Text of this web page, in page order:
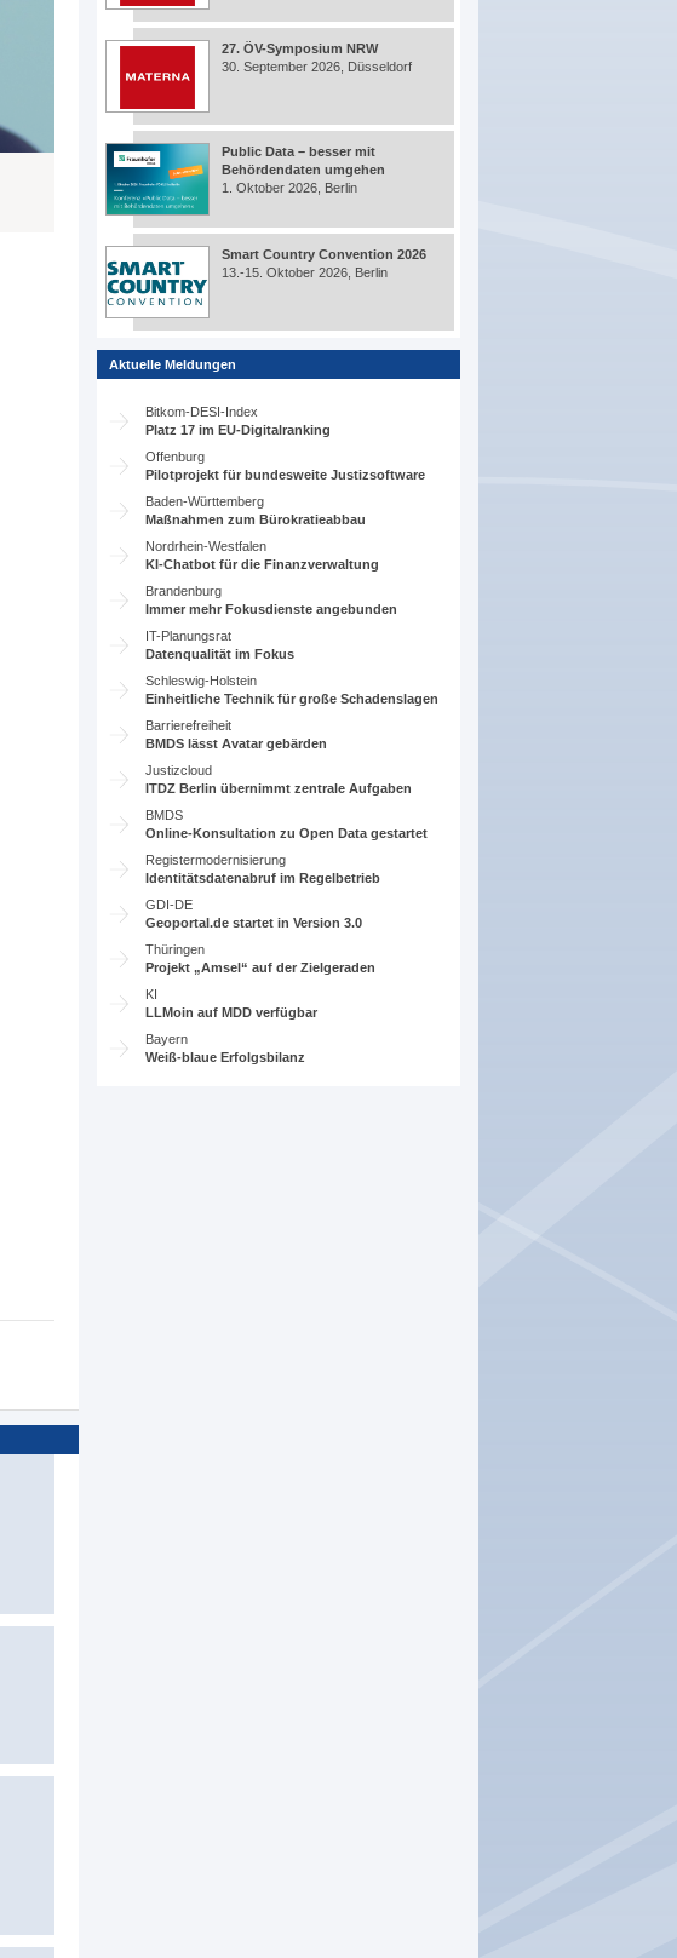
27. ÖV-Symposium NRW
30. September 2026, Düsseldorf
Public Data – besser mit
Behördendaten umgehen
1. Oktober 2026, Berlin
Smart Country Convention 2026
13.-15. Oktober 2026, Berlin
Aktuelle Meldungen
Bitkom-DESI-Index
Platz 17 im EU-Digitalranking
Offenburg
Pilotprojekt für bundesweite Justizsoftware
Baden-Württemberg
Maßnahmen zum Bürokratieabbau
Nordrhein-Westfalen
KI-Chatbot für die Finanzverwaltung
Brandenburg
Immer mehr Fokusdienste angebunden
IT-Planungsrat
Datenqualität im Fokus
Schleswig-Holstein
Einheitliche Technik für große Schadenslagen
Barrierefreiheit
BMDS lässt Avatar gebärden
Justizcloud
ITDZ Berlin übernimmt zentrale Aufgaben
BMDS
Online-Konsultation zu Open Data gestartet
Registermodernisierung
Identitätsdatenabruf im Regelbetrieb
GDI-DE
Geoportal.de startet in Version 3.0
Thüringen
Projekt „Amsel“ auf der Zielgeraden
KI
LLMoin auf MDD verfügbar
Bayern
Weiß-blaue Erfolgsbilanz